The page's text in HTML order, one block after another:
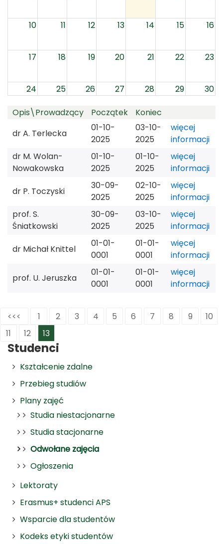
Studenci
Kształcenie zdalne
Przebieg studiów
Plany zajęć
Studia niestacjonarne
Studia stacjonarne
Odwołane zajęcia
Ogłoszenia
Lektoraty
Erasmus+ studenci APS
Wsparcie dla studentów
Kodeks etyki studentów
10 11 12 13 14 15 16
17 18 19 20 21 22 23
24 25 26 27 28 29 30
Opis\Prowadzący Początek
Koniec
dr A. Terlecka
01-10-
2025
03-10-
2025
więcej
informacji
dr M. Wolan-
Nowakowska
01-10-
2025
01-10-
2025
więcej
informacji
dr P. Toczyski
30-09-
2025
02-10-
2025
więcej
informacji
prof. S.
Śniatkowski
30-09-
2025
03-10-
2025
więcej
informacji
dr Michał Knittel
01-01-
0001
01-01-
0001
więcej
informacji
prof. U. Jeruszka
01-01-
0001
01-01-
0001
więcej
informacji
<<< 1 2 3 4 5 6 7 8 9
10
11
12 13